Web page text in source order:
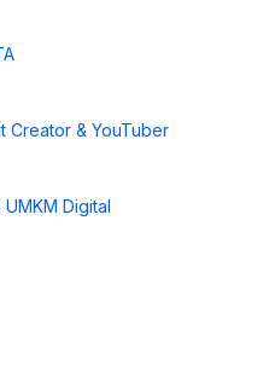
Creator & YouTuber
Digital